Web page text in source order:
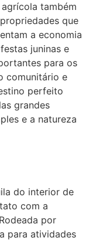
também
que
a economia
juninas e
para os
comunitário e
perfeito
grandes
e a natureza
do interior de
com a
por
para atividades